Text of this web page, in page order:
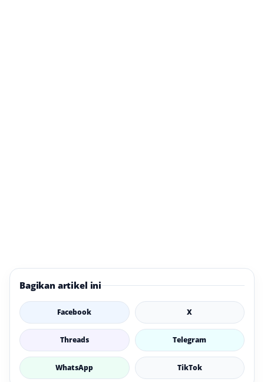
Bagikan artikel ini
Facebook X
Threads Telegram
WhatsApp TikTok